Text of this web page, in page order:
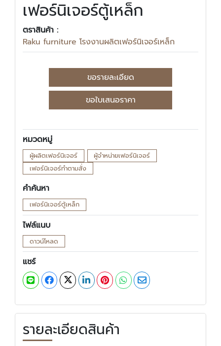
เฟอร์นิเจอร์ตู้เหล็ก
ตราสินค้า :
Raku furniture โรงงานผลิตเฟอร์นิเจอร์เหล็ก
ขอรายละเอียด
ขอใบเสนอราคา
หมวดหมู่
ผู้ผลิตเฟอร์นิเจอร์
ผู้จำหน่ายเฟอร์นิเจอร์
เฟอร์นิเจอร์ทำตามสั่ง
คำค้นหา
เฟอร์นิเจอร์ตู้เหล็ก
ไฟล์แนบ
ดาวน์โหลด
แชร์
รายละเอียดสินค้า